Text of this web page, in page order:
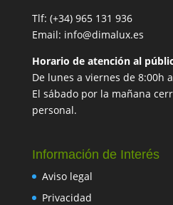
Tlf: (+34) 965 131 936
Email: info@dimalux.es
Horario de atención al
De lunes a viernes de 8:00h
El sábado por la mañana
personal.
Información de Interés
Aviso legal
Privacidad